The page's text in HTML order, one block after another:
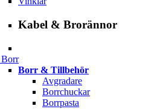
Kabel & Brorännor
Borr & Tillbehör
Avgradare
Borrchuckar
Borrpasta